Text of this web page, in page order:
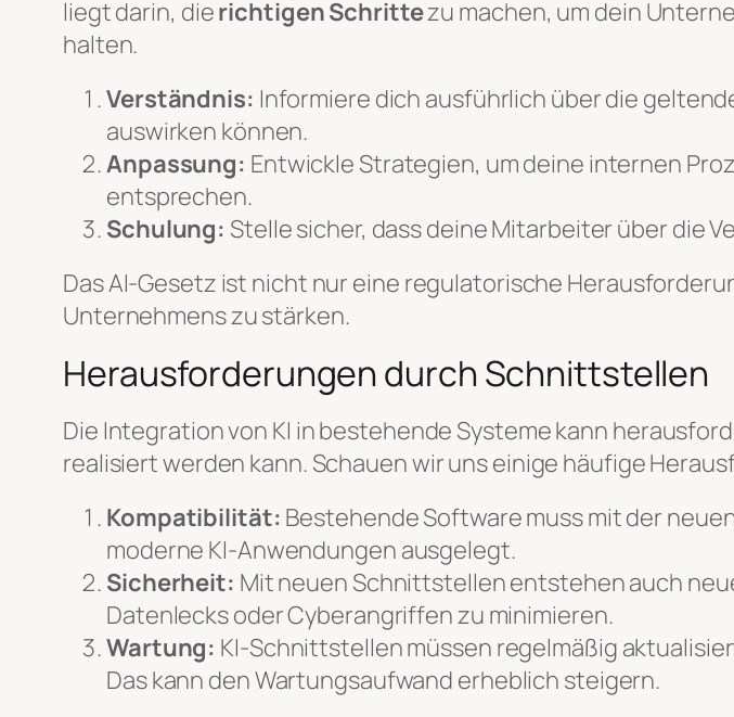
liegt darin, dierichtigen Schrittezu machen, um dein
halten.
Verständnis: Informiere dich ausführlich über die
auswirken können.
Anpassung: Entwickle Strategien, um deine internen
entsprechen.
Schulung: Stelle sicher, dass deine Mitarbeiter über die
Das AI-Gesetz ist nicht nur eine regulatorische
Unternehmens zu stärken.
Herausforderungen durch Schnittstellen
Die Integration von KI in bestehende Systeme kann
realisiert werden kann. Schauen wir uns einige häufige
Kompatibilität: Bestehende Software muss mit der
moderne KI-Anwendungen ausgelegt.
Sicherheit: Mit neuen Schnittstellen entstehen auch
Datenlecks oder Cyberangriffen zu minimieren.
Wartung: KI-Schnittstellen müssen regelmäßig
Das kann den Wartungsaufwand erheblich steigern.